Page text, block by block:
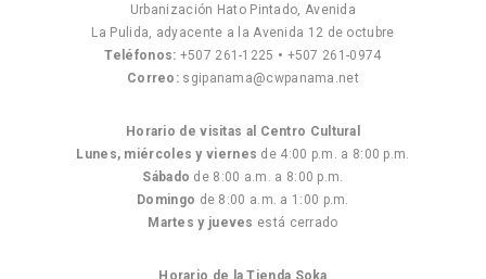
Urbanización Hato Pintado, Avenida
La Pulida, adyacente a la Avenida 12 de octubre
Teléfonos: +507 261-1225 • +507 261-0974
Correo: sgipanama@cwpanama.net
Horario de visitas al Centro Cultural
Lunes, miércoles y viernes de 4:00 p.m. a 8:00 p.m.
Sábado de 8:00 a.m. a 8:00 p.m.
Domingo de 8:00 a.m. a 1:00 p.m.
Martes y jueves está cerrado
Horario de la Tienda Soka